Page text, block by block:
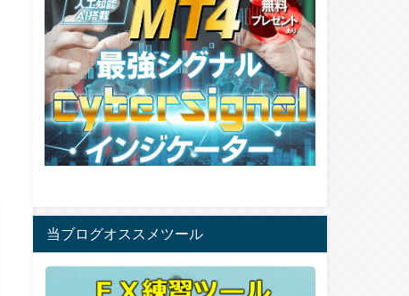
当ブログオススメツール